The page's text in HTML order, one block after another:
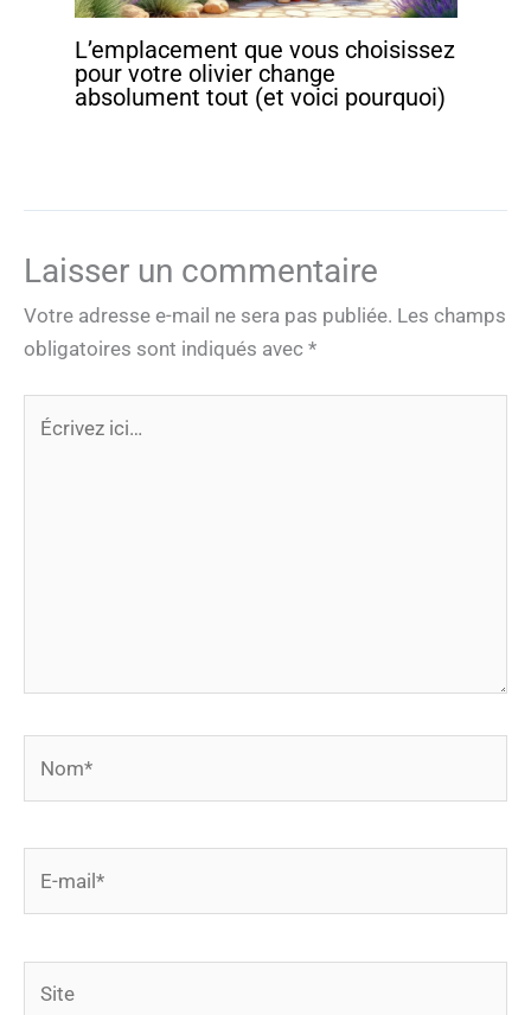
L’emplacement que vous choisissez
pour votre olivier change
absolument tout (et voici pourquoi)
Laisser un commentaire
Votre adresse e-mail ne sera pas publiée. Les champs
obligatoires sont indiqués avec *